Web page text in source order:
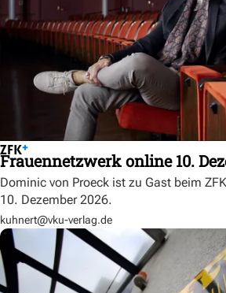
Frauennetzwerk online 10.
Dominic von Proeck ist zu Gast beim
10. Dezember 2026.
kuhnert@vku-verlag.de